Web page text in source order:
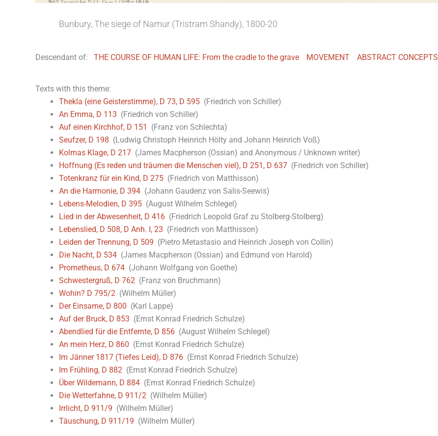
Bunbury, The siege of Namur (Tristram Shandy), 1800-20
Descendant of: THE COURSE OF HUMAN LIFE: From the cradle to the grave MOVEMENT ABSTRACT CONCEPTS
Texts with this theme:
Thekla (eine Geisterstimme), D 73, D 595 (Friedrich von Schiller)
An Emma, D 113 (Friedrich von Schiller)
Auf einen Kirchhof, D 151
(Franz von Schlechta)
Seufzer, D 198 (Ludwig Christoph Heinrich Hölty and Johann Heinrich Voß)
Kolmas Klage, D 217 (James Macpherson (Ossian) and Anonymous / Unknown writer)
Hoffnung (Es reden und träumen die Menschen viel), D 251, D 637 (Friedrich von Schiller)
Totenkranz für ein Kind, D 275 (Friedrich von Matthisson)
An die Harmonie, D 394 (Johann Gaudenz von Salis-Seewis)
Lebens-Melodien, D 395 (August Wilhelm Schlegel)
Lied in der Abwesenheit, D 416 (Friedrich Leopold Graf zu Stolberg-Stolberg)
Lebenslied, D 508, D Anh. I, 23 (Friedrich von Matthisson)
Leiden der Trennung, D 509 (Pietro Metastasio and Heinrich Joseph von Collin)
Die Nacht, D 534 (James Macpherson (Ossian) and Edmund von Harold)
Prometheus, D 674 (Johann Wolfgang von Goethe)
Schwestergruß, D 762 (Franz von Bruchmann)
Wohin? D 795/2 (Wilhelm Müller)
Der Einsame, D 800 (Karl Lappe)
Auf der Bruck, D 853 (Ernst Konrad Friedrich Schulze)
Abendlied für die Entfernte, D 856 (August Wilhelm Schlegel)
An mein Herz, D 860 (Ernst Konrad Friedrich Schulze)
Im Jänner 1817 (Tiefes Leid), D 876 (Ernst Konrad Friedrich Schulze)
Im Frühling, D 882 (Ernst Konrad Friedrich Schulze)
Über Wildemann, D 884 (Ernst Konrad Friedrich Schulze)
Die Wetterfahne, D 911/2 (Wilhelm Müller)
Irrlicht, D 911/9 (Wilhelm Müller)
Täuschung, D 911/19 (Wilhelm Müller)